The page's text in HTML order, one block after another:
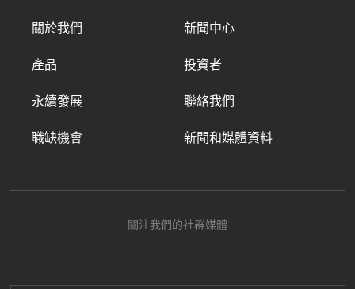
關於我們
產品
永續發展
職缺機會
新聞中心
投資者
聯絡我們
新聞和媒體資料
關注我們的社群媒體